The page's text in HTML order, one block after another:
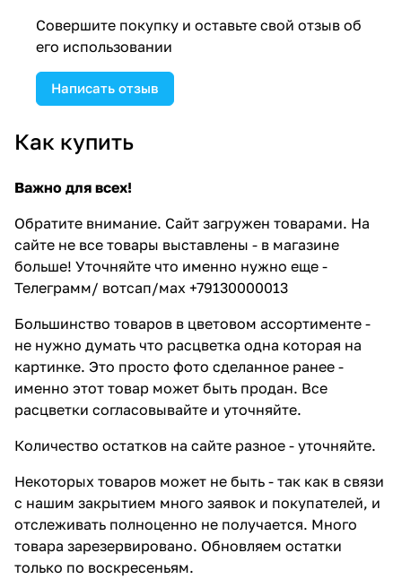
Совершите покупку и оставьте свой отзыв об
его использовании
Написать отзыв
Как купить
Важно для всех!
Обратите внимание. Сайт загружен товарами. На
сайте не все товары выставлены - в магазине
больше! Уточняйте что именно нужно еще -
Телеграмм/ вотсап/мах +79130000013
Большинство товаров в цветовом ассортименте -
не нужно думать что расцветка одна которая на
картинке. Это просто фото сделанное ранее -
именно этот товар может быть продан. Все
расцветки согласовывайте и уточняйте.
Количество остатков на сайте разное - уточняйте.
Некоторых товаров может не быть - так как в связи
с нашим закрытием много заявок и покупателей, и
отслеживать полноценно не получается. Много
товара зарезервировано. Обновляем остатки
только по воскресеньям.